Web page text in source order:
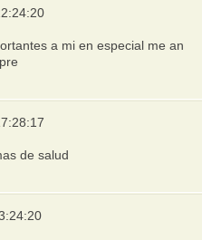
a mi en especial me an
de salud